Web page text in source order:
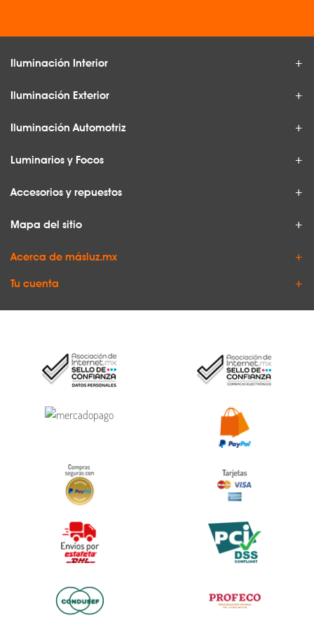
Iluminación Interior
Iluminación Exterior
Iluminación Automotriz
Luminarios y Focos
Accesorios y repuestos
Mapa del sitio
Acerca de másluz.mx
Tu cuenta